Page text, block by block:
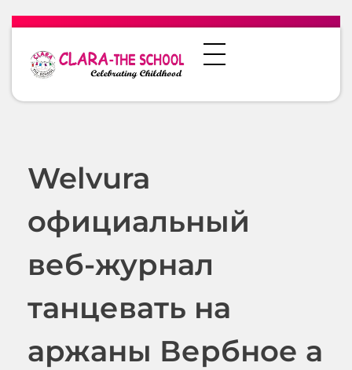
Welvura
официальный
веб-журнал
танцевать на
аржаны Вербное а